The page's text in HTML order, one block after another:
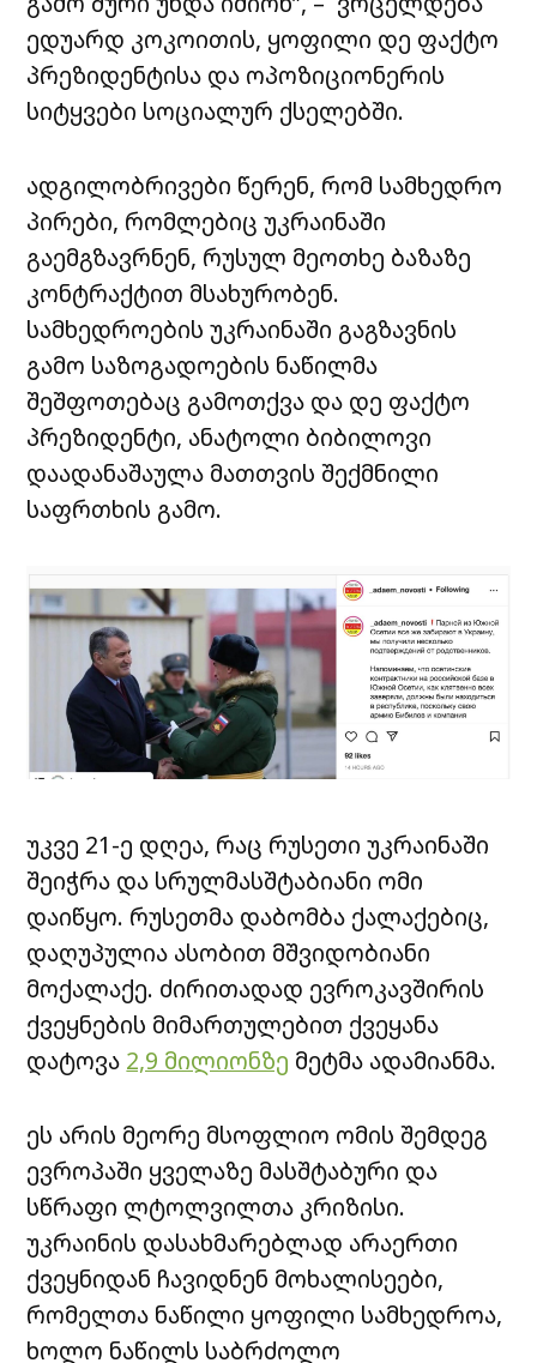
ედუარდ კოკოითის, ყოფილი დე ფაქტო
პრეზიდენტისა და ოპოზიციონერის
სიტყვები სოციალურ ქსელებში.
ადგილობრივები წერენ, რომ სამხედრო
პირები, რომლებიც უკრაინაში
გაემგზავრნენ, რუსულ მეოთხე ბაზაზე
კონტრაქტით მსახურობენ.
სამხედროების უკრაინაში გაგზავნის
გამო საზოგადოების ნაწილმა
შეშფოთებაც გამოთქვა და დე ფაქტო
პრეზიდენტი, ანატოლი ბიბილოვი
დაადანაშაულა მათთვის შექმნილი
საფრთხის გამო.
უკვე 21-ე დღეა, რაც რუსეთი უკრაინაში
შეიჭრა და სრულმასშტაბიანი ომი
დაიწყო. რუსეთმა დაბომბა ქალაქებიც,
დაღუპულია ასობით მშვიდობიანი
მოქალაქე. ძირითადად ევროკავშირის
ქვეყნების მიმართულებით ქვეყანა
დატოვა 2,9 მილიონზე მეტმა ადამიანმა.
ეს არის მეორე მსოფლიო ომის შემდეგ
ევროპაში ყველაზე მასშტაბური და
სწრაფი ლტოლვილთა კრიზისი.
უკრაინის დასახმარებლად არაერთი
ქვეყნიდან ჩავიდნენ მოხალისეები,
რომელთა ნაწილი ყოფილი სამხედროა,
ხოლო ნაწილს საბრძოლო